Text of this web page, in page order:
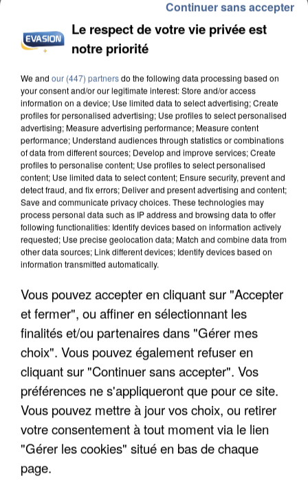
INCENDIES : L’ÎLE-DE-FRANCE LANCE UN ÉLAN
DE SOLIDARITÉ AVEC LES...
APRÈS TOUTES CES CANICULES, LES REFUGES
DE FAUNE SAUVAGE SONT...
Le respect de votre vie privée est
notre priorité
We and our (447) partnersdo the following data processing based on
your consent and/or our legitimate interest: Store and/or access
information on a device; Use limited data to select advertising; Create
profiles for personalised advertising; Use profiles to select personalised
advertising; Measure advertising performance; Measure content
performance; Understand audiences through statistics or combinations
of data from different sources; Develop and improve services; Create
profiles to personalise content; Use profiles to select personalised
content; Use limited data to select content; Ensure security, prevent and
detect fraud, and fix errors; Deliver and present advertising and content;
Save and communicate privacy choices. These technologies may
process personal data such as IP address and browsing data to offer
following functionalities: Identify devices based on information actively
requested; Use precise geolocation data; Match and combine data from
other data sources; Link different devices; Identify devices based on
information transmitted automatically.
Vous pouvez accepter en cliquant sur "Accepter
et fermer", ou affiner en sélectionnant les
finalités et/ou partenaires dans "Gérer mes
choix". Vous pouvez également refuser en
cliquant sur "Continuer sans accepter". Vos
préférences ne s'appliqueront que pour ce site.
Vous pouvez mettre à jour vos choix, ou retirer
votre consentement à tout moment via le lien
"Gérer les cookies" situé en bas de chaque
page.
Continuer sans accepter